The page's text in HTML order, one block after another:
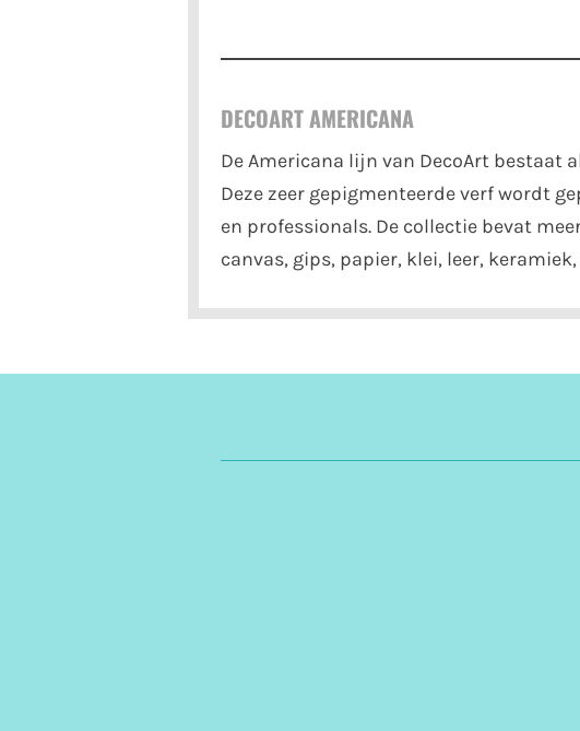
DECOART AMERICANA
De Americana lijn van DecoArt bestaat
Deze zeer gepigmenteerde verf wordt
en professionals. De collectie bevat
canvas, gips, papier, klei, leer,